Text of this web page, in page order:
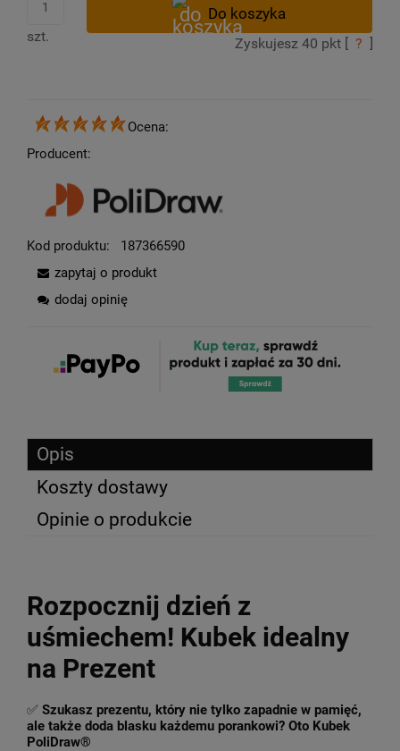
szt. Zyskujesz 40 pkt [ ? ]
Ocena:
Producent:
Kod produktu:
187366590
zapytaj o produkt
dodaj opinię
Opis
Koszty dostawy
Opinie o produkcie
Rozpocznij dzień z
uśmiechem! Kubek idealny
na Prezent
✅ Szukasz prezentu, który nie tylko zapadnie w pamięć,
ale także doda blasku każdemu porankowi? Oto Kubek
PoliDraw®